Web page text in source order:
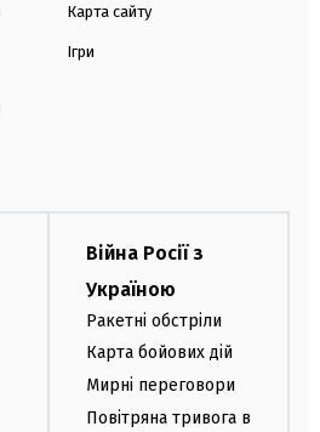
Карта сайту
Ігри
Війна Росії з
Україною
Ракетні обстріли
Карта бойових дій
Мирні переговори
Повітряна тривога в